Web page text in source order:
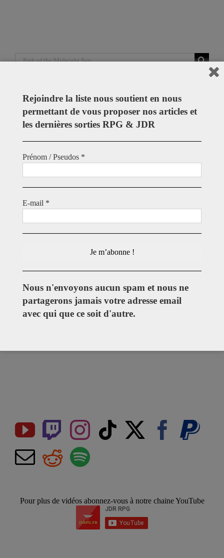
Rechercher:
Notre Boutique Redbubble
Pour plus de vidéos abonnez-vous à notre chaine YouTube
Rejoindre la liste nous soutient en nous
permettant de vous proposer nos articles et
les dernières sorties RPG & JDR
Prénom / Pseudos *
E-mail *
Nous n'envoyons aucun spam et nous ne
partagerons jamais votre adresse email
avec qui que ce soit d'autre.